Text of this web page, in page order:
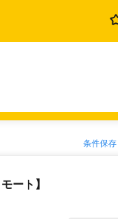
条件保存
ート】